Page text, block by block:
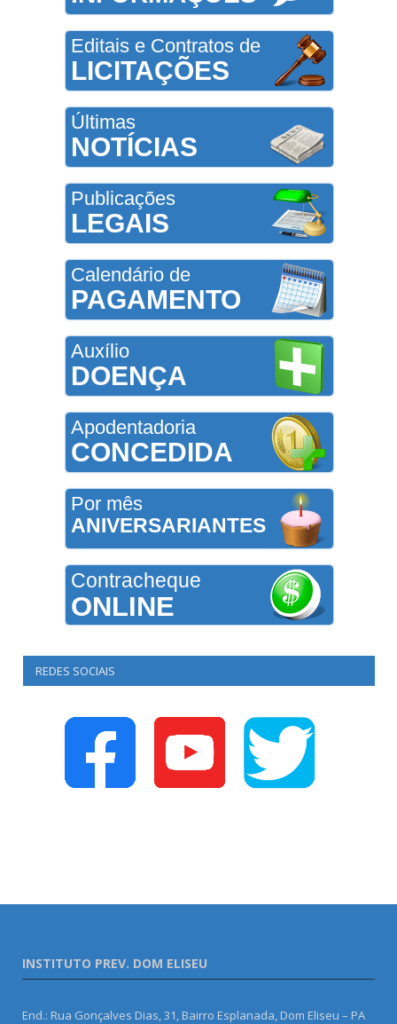
Editais e Contratos de
LICITAÇÕES
Últimas
NOTÍCIAS
Publicações
LEGAIS
Calendário de
PAGAMENTO
Auxílio
DOENÇA
Apodentadoria
CONCEDIDA
Por mês
ANIVERSARIANTES
Contracheque
ONLINE
REDES SOCIAIS
INSTITUTO PREV. DOM ELISEU
End.: Rua Gonçalves Dias, 31, Bairro Esplanada, Dom Eliseu – PA